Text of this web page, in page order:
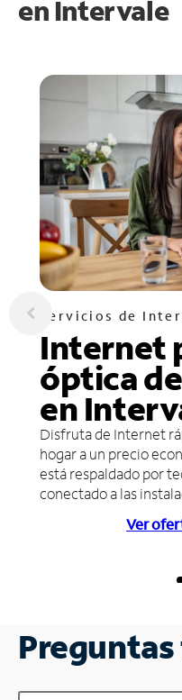
en Intervale
Servicios de
Internet
óptica
en
Disfruta de Internet
hogar a un precio
está respaldado por
conectado a las
Ver